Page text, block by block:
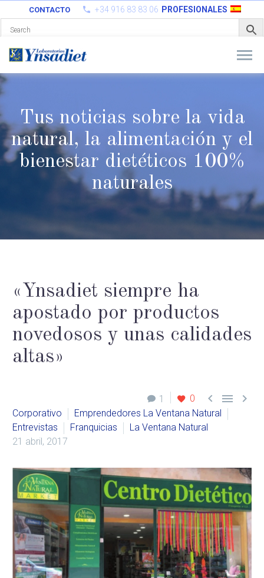
CONTACTO +34 916 83 83 06 PROFESIONALES
Tus noticias sobre la vida
natural, la alimentación y el
bienestar dietéticos 100%
naturales
«Ynsadiet siempre ha
apostado por productos
novedosos y unas calidades
altas»
1 0   
Corporativo
Emprendedores La Ventana Natural
Entrevistas
Franquicias
La Ventana Natural
21 abril, 2017